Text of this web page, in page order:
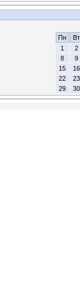
Пн
Вт
1
2
8
9
15
16
22
23
29
30